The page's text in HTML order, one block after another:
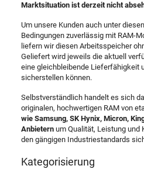
Marktsituation ist derzeit nicht
Um unsere Kunden auch unter
Bedingungen zuverlässig mit RAM-
liefern wir diesen Arbeitsspeicher
Geliefert wird jeweils die aktuell
eine gleichbleibende Lieferfähigkeit
sicherstellen können.
Selbstverständlich handelt es sich
originalen, hochwertigen RAM von
wie Samsung, SK Hynix, Micron,
Anbietern um Qualität, Leistung und
den gängigen Industriestandards
Kategorisierung